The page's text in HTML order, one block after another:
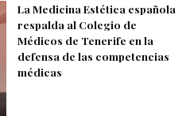
La Medicina Estética española
respalda al Colegio de
Médicos de Tenerife en la
defensa de las competencias
médicas